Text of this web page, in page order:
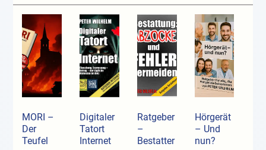
MORI –
Der
Teufel
Digitaler
Tatort
Internet
Ratgeber
–
Bestatter
Hörgerät
– Und
nun?